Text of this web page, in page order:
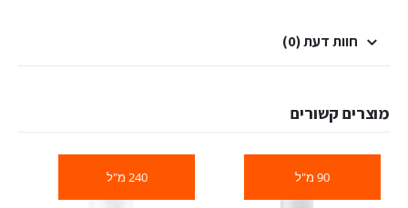
חוות דעת (0)
מוצרים קשורים
90 מ"ל 240 מ"ל